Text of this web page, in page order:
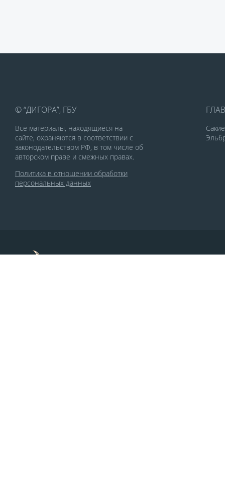
© “ДИГОРА”, ГБУ
Все материалы, находящиеся на
сайте, охраняются в соответствии с
законодательством РФ, в том числе об
авторском праве и смежных правах.
Политика в отношении обработки
персональных данных